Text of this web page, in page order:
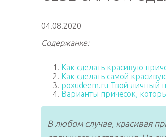
04.08.2020
Содержание:
Как сделать красивую
Как сделать самой
poxudeem.ru Твой личный
Варианты причесок,
В любом случае, красивая